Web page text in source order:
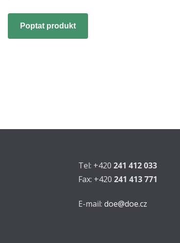
Poptat produkt
Tel: +420 241 412 033
Fax: +420 241 413 771
E-mail: doe@doe.cz